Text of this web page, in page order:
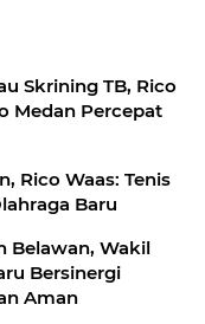
Skrining TB, Rico
Medan Percepat
Rico Waas: Tenis
Baru
Belawan, Wakil
Bersinergi
Aman